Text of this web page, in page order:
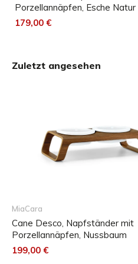
und können auch einzeln
Den Desco Napfständer gibt
Porzellannäpfen, Esche Natur
179,00 €
Zuletzt angesehen
MiaCara
Cane Desco, Napfständer mit
Porzellannäpfen, Nussbaum
199,00 €